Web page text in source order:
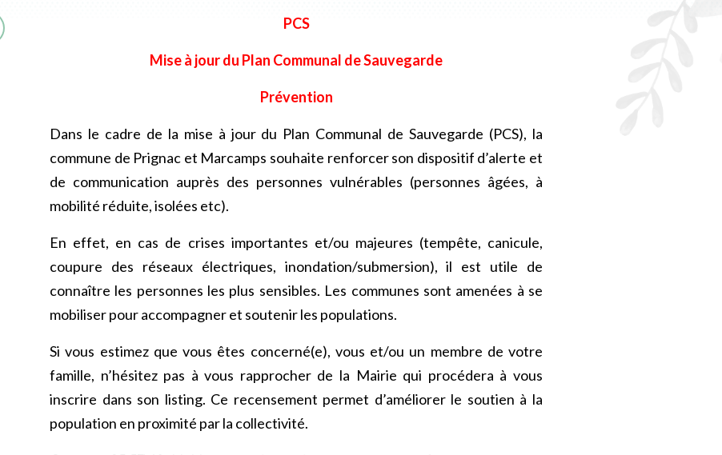
PCS
Mise à jour du Plan Communal de Sauvegarde
Prévention
Dans le cadre de la mise à jour du Plan Communal de Sauvegarde (PCS), la
commune de Prignac et Marcamps souhaite renforcer son dispositif d’alerte et
de communication auprès des personnes vulnérables (personnes âgées, à
mobilité réduite, isolées etc).
En effet, en cas de crises importantes et/ou majeures (tempête, canicule,
coupure des réseaux électriques, inondation/submersion), il est utile de
connaître les personnes les plus sensibles. Les communes sont amenées à se
mobiliser pour accompagner et soutenir les populations.
Si vous estimez que vous êtes concerné(e), vous et/ou un membre de votre
famille, n’hésitez pas à vous rapprocher de la Mairie qui procédera à vous
inscrire dans son listing. Ce recensement permet d’améliorer le soutien à la
population en proximité par la collectivité.